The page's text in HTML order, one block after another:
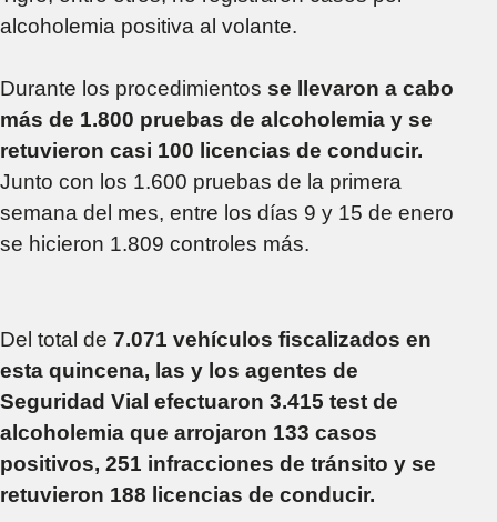
alcoholemia positiva al volante.
Durante los procedimientos se llevaron a cabo
más de 1.800 pruebas de alcoholemia y se
retuvieron casi 100 licencias de conducir.
Junto con los 1.600 pruebas de la primera
semana del mes, entre los días 9 y 15 de enero
se hicieron 1.809 controles más.
Del total de 7.071 vehículos fiscalizados en
esta quincena, las y los agentes de
Seguridad Vial efectuaron 3.415 test de
alcoholemia que arrojaron 133 casos
positivos, 251 infracciones de tránsito y se
retuvieron 188 licencias de conducir.